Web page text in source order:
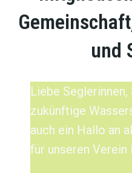
und
Liebe Seglerinnen,
zukünftige
auch ein Hallo an
für unseren Verein